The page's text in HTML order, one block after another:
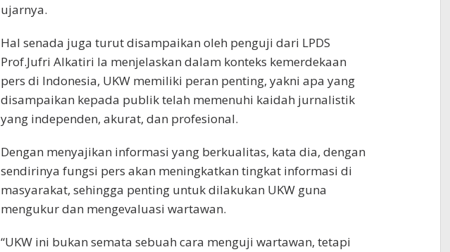
ujarnya.
Hal senada juga turut disampaikan oleh penguji dari LPDS
Prof.Jufri Alkatiri Ia menjelaskan dalam konteks kemerdekaan
pers di Indonesia, UKW memiliki peran penting, yakni apa yang
disampaikan kepada publik telah memenuhi kaidah jurnalistik
yang independen, akurat, dan profesional.
Dengan menyajikan informasi yang berkualitas, kata dia, dengan
sendirinya fungsi pers akan meningkatkan tingkat informasi di
masyarakat, sehingga penting untuk dilakukan UKW guna
mengukur dan mengevaluasi wartawan.
“UKW ini bukan semata sebuah cara menguji wartawan, tetapi